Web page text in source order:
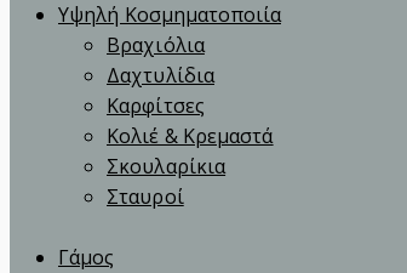
Υψηλή Κοσμηματοποιία
Βραχιόλια
Δαχτυλίδια
Καρφίτσες
Κολιέ & Κρεμαστά
Σκουλαρίκια
Σταυροί
Γάμος